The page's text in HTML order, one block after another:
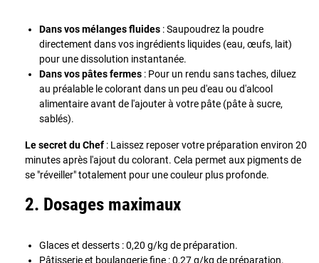
Dans vos mélanges fluides : Saupoudrez la poudre
directement dans vos ingrédients liquides (eau, œufs, lait)
pour une dissolution instantanée.
Dans vos pâtes fermes : Pour un rendu sans taches, diluez
au préalable le colorant dans un peu d'eau ou d'alcool
alimentaire avant de l'ajouter à votre pâte (pâte à sucre,
sablés).
Le secret du Chef : Laissez reposer votre préparation environ 20
minutes après l'ajout du colorant. Cela permet aux pigments de
se "réveiller" totalement pour une couleur plus profonde.
2. Dosages maximaux
Glaces et desserts : 0,20 g/kg de préparation.
Pâtisserie et boulangerie fine : 0,27 g/kg de préparation.